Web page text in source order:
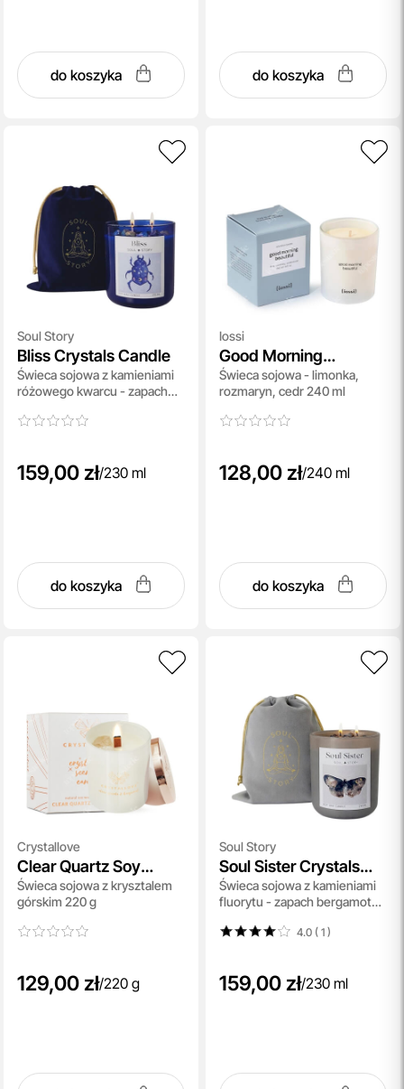
do koszyka do koszyka
Soul Story
Bliss Crystals Candle
Świeca sojowa z kamieniami
różowego kwarcu - zapach
230 ml
159,00 zł/230 ml
do koszyka
Iossi
Good Morning
Beautiful
Świeca sojowa - limonka,
rozmaryn, cedr 240 ml
128,00 zł/240 ml
do koszyka
Crystallove
Clear Quartz Soy
Candle & Bergamot
Świeca sojowa z krysztalem
górskim 220 g
129,00 zł/220 g
Soul Story
Soul Sister Crystals
Candle
Świeca sojowa z kamieniami
fluorytu - zapach bergamotki,
230 ml
4.0 ( 1)
159,00 zł/230 ml